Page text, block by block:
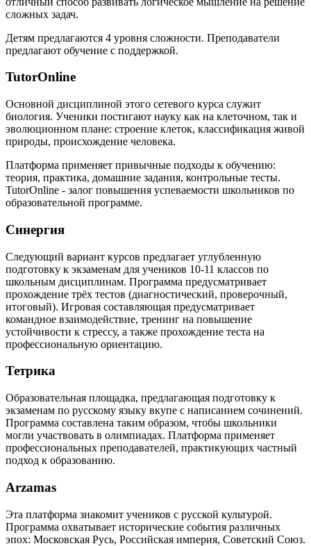
сложных задач.
Детям предлагаются 4 уровня сложности. Преподаватели
предлагают обучение с поддержкой.
TutorOnline
Основной дисциплиной этого сетевого курса служит
биология. Ученики постигают науку как на клеточном, так и
эволюционном плане: строение клеток, классификация живой
природы, происхождение человека.
Платформа применяет привычные подходы к обучению:
теория, практика, домашние задания, контрольные тесты.
TutorOnline - залог повышения успеваемости школьников по
образовательной программе.
Синергия
Следующий вариант курсов предлагает углубленную
подготовку к экзаменам для учеников 10-11 классов по
школьным дисциплинам. Программа предусматривает
прохождение трёх тестов (диагностический, проверочный,
итоговый). Игровая составляющая предусматривает
командное взаимодействие, тренинг на повышение
устойчивости к стрессу, а также прохождение теста на
профессиональную ориентацию.
Тетрика
Образовательная площадка, предлагающая подготовку к
экзаменам по русскому языку вкупе с написанием сочинений.
Программа составлена таким образом, чтобы школьники
могли участвовать в олимпиадах. Платформа применяет
профессиональных преподавателей, практикующих частный
подход к образованию.
Arzamas
Эта платформа знакомит учеников с русской культурой.
Программа охватывает исторические события различных
эпох: Московская Русь, Российская империя, Советский Союз.